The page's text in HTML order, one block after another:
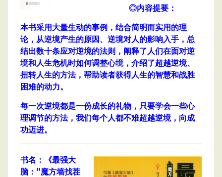
◎内容提要：
本书采用大量生动的事例，结合简明而实用的理
论，从逆境产生的原因、逆境对人的影响入手，总
结出数十条应对逆境的法则，阐释了人们在面对逆
境和人生危机时如何调整心境，介绍了超越逆境、
扭转人生的方法，帮助读者获得人生的智慧和战胜
困难的动力。
每一次逆境都是一份成长的礼物，只要学会一些心
理调节的方法，我们每个人都不难超越逆境，向成
功迈进。
书名：《最强大
脑：“魔方墙找茬